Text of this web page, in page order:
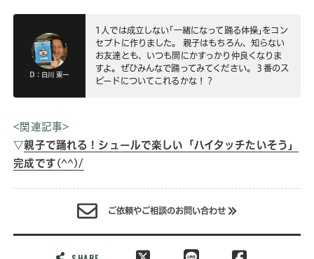
D：白川 東一
1人では成立しない｢一緒になって踊る体操｣をコン
セプトに作りました。 親子はもちろん、知らない
お友達とも、いつも間にかすっかり仲良くなりま
すよ。ぜひみんなで踊ってみてください。３番のス
ピードについてこれるかな！？
<関連記事>
▽親子で踊れる！シュールで楽しい「ハイタッチたいそう」
完成です(^^)/
ご依頼やご相談のお問い合わせ